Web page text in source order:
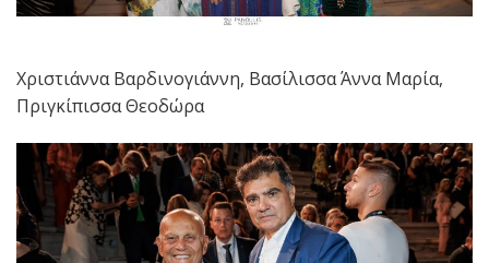
Χριστιάννα Βαρδινογιάννη, Βασίλισσα Άννα Μαρία,
Πριγκίπισσα Θεοδώρα